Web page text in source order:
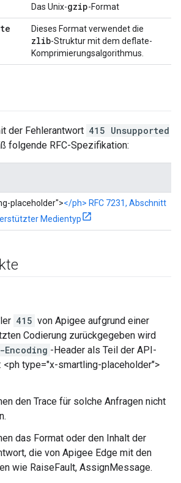
Das Unix-gzip-Format
Dieses Format verwendet die
zlib-Struktur mit dem deflate-
Komprimierungsalgorithmus.
der Fehlerantwort 415 Unsupported
folgende RFC-Spezifikation:
placeholder"></ph> RFC 7231, Abschnitt
Medientyp
415 von Apigee aufgrund einer
Codierung zurückgegeben wird
Encoding -Header als Teil der API-
<ph type="x-smartling-placeholder">
den Trace für solche Anfragen nicht
das Format oder den Inhalt der
die von Apigee Edge mit den
wie RaiseFault, AssignMessage.